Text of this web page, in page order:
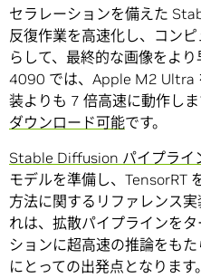
セラレーションを備えた
反復作業を高速化し、コン
らして、最終的な画像をよ
4090 では、Apple M2 Ultra
装よりも 7 倍高速に動作し
ダウンロード可能です。
Stable Diffusion パイプライ
モデルを準備し、TensorRT
方法に関するリファレンス
れは、拡散パイプラインを
ションに超高速の推論をも
にとっての出発点となります。